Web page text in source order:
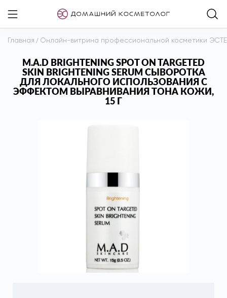
Главная / Онлайн-витрина профессиональной косметики
M.A.D BRIGHTENING SPOT ON TARGETED
SKIN BRIGHTENING SERUM СЫВОРОТКА
ДЛЯ ЛОКАЛЬНОГО ИСПОЛЬЗОВАНИЯ С
ЭФФЕКТОМ ВЫРАВНИВАНИЯ ТОНА КОЖИ,
15 Г